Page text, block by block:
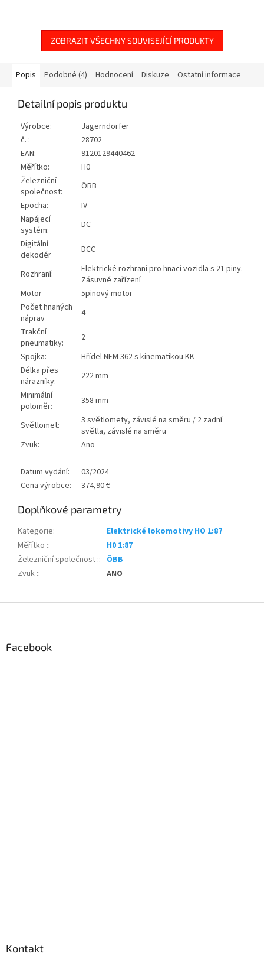
posuvnými...
ZOBRAZIT VŠECHNY SOUVISEJÍCÍ PRODUKTY
Popis Podobné (4) Hodnocení Diskuze Ostatní informace
Detailní popis produktu
Výrobce:
Jägerndorfer
č. :
28702
EAN:
9120129440462
Měřítko:
H0
Železniční
společnost:
ÖBB
Epocha:
IV
Napájecí
systém:
DC
Digitální
dekodér
DCC
Rozhraní:
Elektrické rozhraní pro hnací vozidla s 21 piny.
Zásuvné zařízení
Motor
5pinový motor
Počet hnaných
náprav
4
Trakční
pneumatiky:
2
Spojka:
Hřídel NEM 362 s kinematikou KK
Délka přes
nárazníky:
222 mm
Minimální
poloměr:
358 mm
Světlomet:
3 světlomety, závislé na směru / 2 zadní
světla, závislé na směru
Zvuk:
Ano
Datum vydání:
03/2024
Cena výrobce:
374,90 €
Doplňkové parametry
Kategorie:
Elektrické lokomotivy HO 1:87
Měřítko ::
H0 1:87
Železniční společnost :: ÖBB
Zvuk :: ANO
Facebook
Kontakt